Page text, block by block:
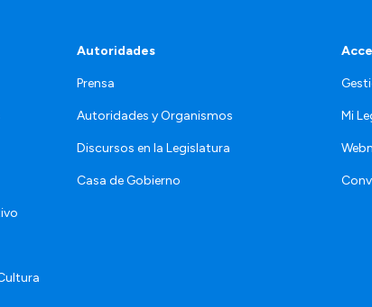
Autoridades
Prensa
Autoridades y Organismos
Discursos en la Legislatura
Casa de Gobierno
Mi